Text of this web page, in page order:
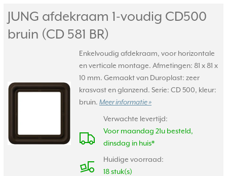
JUNG afdekraam 1-voudig CD500
bruin (CD 581 BR)
Enkelvoudig afdekraam, voor horizontale
en verticale montage. Afmetingen: 81 x 81 x
10 mm. Gemaakt van Duroplast: zeer
krasvast en glanzend. Serie: CD 500, kleur:
bruin. Meer informatie »
Verwachte levertijd:
Voor maandag 21u besteld,
dinsdag in huis*
Huidige voorraad:
18 stuk(s)